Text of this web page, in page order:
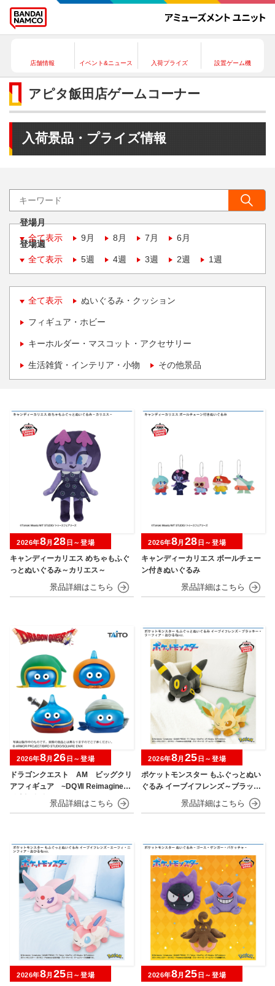
店舗情報 イベント&ニュース 入荷プライズ 設置ゲーム機
アピタ飯田店ゲームコーナー
入荷景品・プライズ情報
登場月
全て表示
9月 8月 7月 6月
登場週
全て表示
5週 4週 3週 2週 1週
全て表示 ぬいぐるみ・クッション
フィギュア・ホビー
キーホルダー・マスコット・アクセサリー
生活雑貨・インテリア・小物 その他景品
キャンディーカリエス めちゃもふぐ
っとぬいぐるみ～カリエス～
2026年8月 28 日～登場
キャンディーカリエス ボールチェー
ン付きぬいぐるみ
2026年8月 28 日～登場
ドラゴンクエスト AM ビッグクリ
アフィギュア ~DQⅦ Reimagined
発売記念編~
2026年8月 26 日～登場
ポケットモンスター もふぐっとぬい
ぐるみ イーブイフレンズ～ブラッキ
ー・リーフィア～おひるねver.
2026年8月 25 日～登場
2026年8月 25 日～登場 2026年8月 25 日～登場